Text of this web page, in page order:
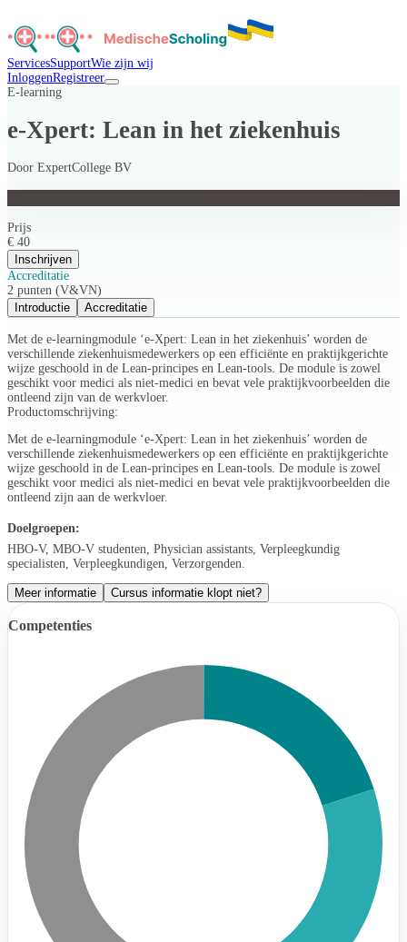
ServicesSupportWie zijn wij
InloggenRegistreer
E-learning
e-Xpert: Lean in het ziekenhuis
Door ExpertCollege BV
Prijs
€ 40
Inschrijven
Accreditatie
2 punten (V&VN)
Introductie
Accreditatie
Met de e-learningmodule ‘e-Xpert: Lean in het ziekenhuis’ worden de
verschillende ziekenhuismedewerkers op een efficiënte en praktijkgerichte
wijze geschoold in de Lean-principes en Lean-tools. De module is zowel
geschikt voor medici als niet-medici en bevat vele praktijkvoorbeelden die
ontleend zijn van de werkvloer.
Productomschrijving:
Met de e-learningmodule ‘e-Xpert: Lean in het ziekenhuis’ worden de
verschillende ziekenhuismedewerkers op een efficiënte en praktijkgerichte
wijze geschoold in de Lean-principes en Lean-tools. De module is zowel
geschikt voor medici als niet-medici en bevat vele praktijkvoorbeelden die
ontleend zijn aan de werkvloer.
Doelgroepen:
HBO-V, MBO-V studenten, Physician assistants, Verpleegkundig
specialisten, Verpleegkundigen, Verzorgenden.
Meer informatie Cursus informatie klopt niet?
Competenties